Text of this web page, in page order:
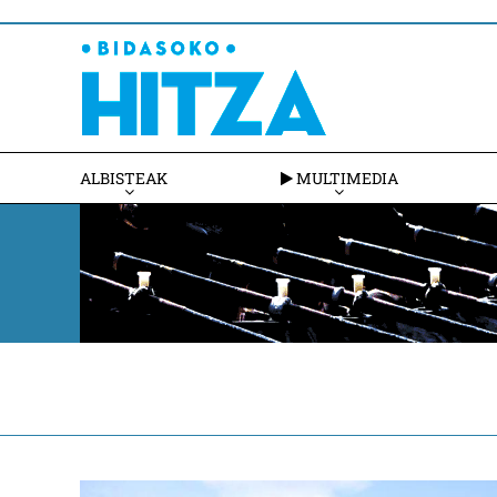
ALBISTEAK MULTIMEDIA